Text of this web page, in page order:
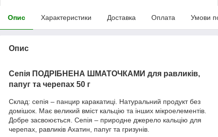
Опис Характеристики Доставка Оплата Умови
Опис
Сепія ПОДРІБНЕНА ШМАТОЧКАМИ для равликів,
папуг та черепах 50 г
Склад: сепія – панцир каракатиці. Натуральний продукт без
домішок. Має великий вміст кальцію та інших мікроелементів.
Добре засвоюється. Сепія – природне джерело кальцію для
черепах, равликів Ахатин, папуг та гризунів.